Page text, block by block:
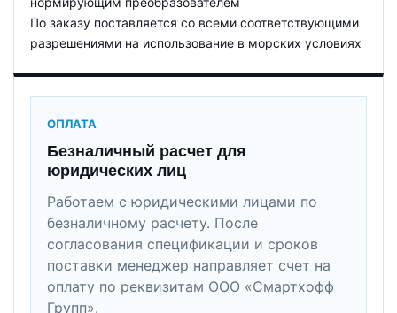
По заказу поставляется со всеми соответствующими
разрешениями на использование в морских условиях
ОПЛАТА
Безналичный расчет для
юридических лиц
Работаем с юридическими лицами по
безналичному расчету. После
согласования спецификации и сроков
поставки менеджер направляет счет на
оплату по реквизитам ООО «Смартхофф
Групп».